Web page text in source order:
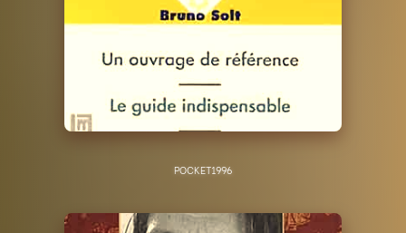
POCKET1996